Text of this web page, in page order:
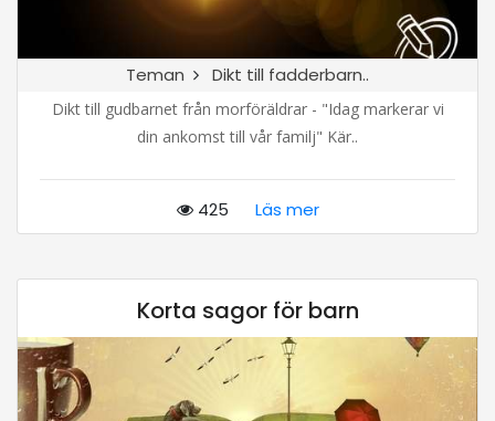
Teman Dikt till fadderbarn..
Dikt till gudbarnet från morföräldrar - "Idag markerar vi
din ankomst till vår familj" Kär..
425 Läs mer
Korta sagor för barn